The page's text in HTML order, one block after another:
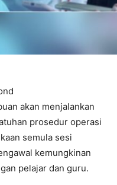
akan menjalankan
prosedur operasi
semula sesi
kemungkinan
pelajar dan guru.